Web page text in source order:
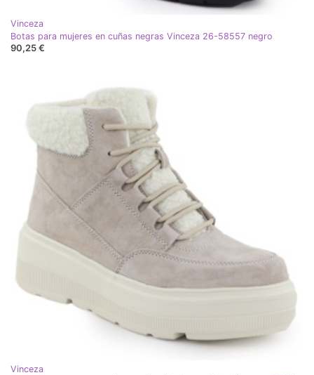
Vinceza
Botas para mujeres en cuñas negras Vinceza 26-58557 negro
90,25 €
Vinceza